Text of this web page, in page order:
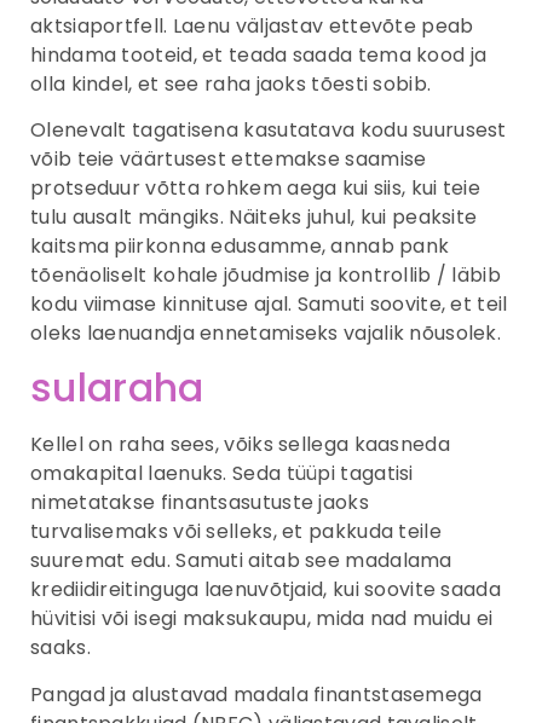
aktsiaportfell. Laenu väljastav ettevõte peab
hindama tooteid, et teada saada tema kood ja
olla kindel, et see raha jaoks tõesti sobib.
Olenevalt tagatisena kasutatava kodu suurusest
võib teie väärtusest ettemakse saamise
protseduur võtta rohkem aega kui siis, kui teie
tulu ausalt mängiks. Näiteks juhul, kui peaksite
kaitsma piirkonna edusamme, annab pank
tõenäoliselt kohale jõudmise ja kontrollib / läbib
kodu viimase kinnituse ajal. Samuti soovite, et teil
oleks laenuandja ennetamiseks vajalik nõusolek.
sularaha
Kellel on raha sees, võiks sellega kaasneda
omakapital laenuks. Seda tüüpi tagatisi
nimetatakse finantsasutuste jaoks
turvalisemaks või selleks, et pakkuda teile
suuremat edu. Samuti aitab see madalama
krediidireitinguga laenuvõtjaid, kui soovite saada
hüvitisi või isegi maksukaupu, mida nad muidu ei
saaks.
Pangad ja alustavad madala finantstasemega